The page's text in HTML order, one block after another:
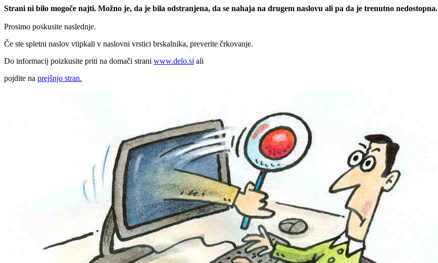
Strani ni bilo mogoče najti. Možno je, da je bila odstranjena, da se nahaja na drugem naslovu ali pa da je trenutno nedostopna.
Prosimo poskusite naslednje.
Če ste spletni naslov vtipkali v naslovni vrstici brskalnika, preverite črkovanje.
Do informacij poizkusite priti na domači strani www.delo.si ali
pojdite na prejšnjo stran.